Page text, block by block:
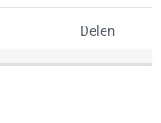
Delen